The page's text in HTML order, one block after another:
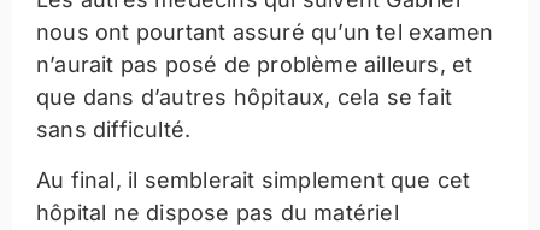
nous ont pourtant assuré qu’un tel examen
n’aurait pas posé de problème ailleurs, et
que dans d’autres hôpitaux, cela se fait
sans difficulté.
Au final, il semblerait simplement que cet
hôpital ne dispose pas du matériel